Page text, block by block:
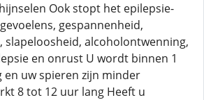
Ook stopt het epilepsie-
gespannenheid,
slapeloosheid, alcoholontwenning,
en onrust U wordt binnen 1
uw spieren zijn minder
8 tot 12 uur lang Heeft u